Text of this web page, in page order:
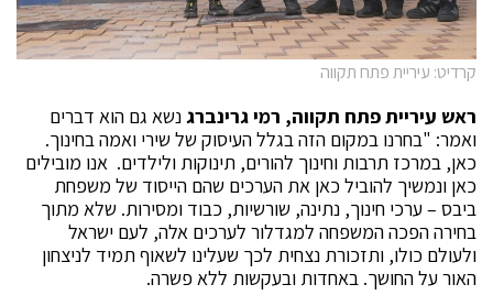
קרדיט: עיריית פתח תקווה
ראש עיריית פתח תקווה, רמי גרינברגנשא גם הוא דברים
ואמר: "בחרנו במקום הזה בגלל העיסוק של שירי ואמה בחינוך.
כאן, במרכז תרבות וחינוך להורים, תינוקות ולילדים. אנו מובילים
כאן ונמשיך להוביל כאן את הערכים שהם הייסוד של משפחת
ביבס – ערכי חינוך, נתינה, שורשיות, כבוד ומסירות. שלא מתוך
בחירה הפכה המשפחה למגדלור לערכים אלה, לעם ישראל
ולעולם כולו, ותזכורת נצחית לכך שעלינו לשאוף תמיד לניצחון
האור על החושך. באחדות ובעקשות ללא פשרה.